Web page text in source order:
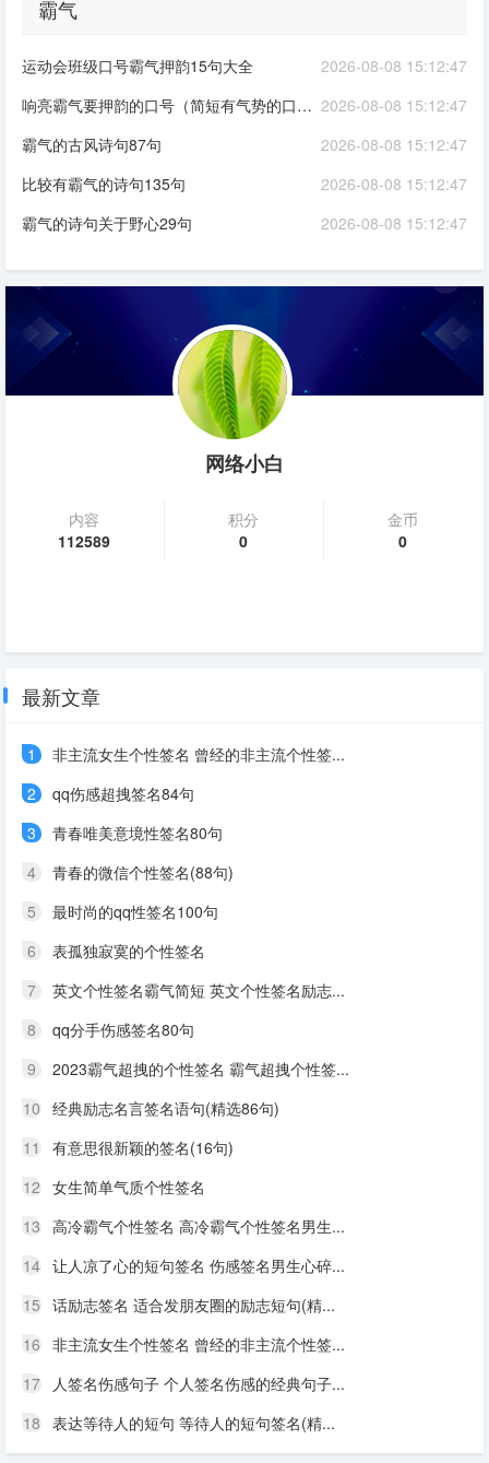
霸气
2026-08-08 15:12:47
运动会班级口号霸气押韵15句大全
2026-08-08 15:12:47
响亮霸气要押韵的口号（简短有气势的口号大全）
2026-08-08 15:12:47
霸气的古风诗句87句
2026-08-08 15:12:47
比较有霸气的诗句135句
2026-08-08 15:12:47
霸气的诗句关于野心29句
网络小白
内容
112589
积分
0
金币
0
最新文章
1
非主流女生个性签名 曾经的非主流个性签...
2
qq伤感超拽签名84句
3
青春唯美意境性签名80句
4
青春的微信个性签名(88句)
5
最时尚的qq性签名100句
6
表孤独寂寞的个性签名
7
英文个性签名霸气简短 英文个性签名励志...
8
qq分手伤感签名80句
9
2023霸气超拽的个性签名 霸气超拽个性签...
10 经典励志名言签名语句(精选86句)
11
有意思很新颖的签名(16句)
12 女生简单气质个性签名
13 高冷霸气个性签名 高冷霸气个性签名男生...
14 让人凉了心的短句签名 伤感签名男生心碎...
15 话励志签名 适合发朋友圈的励志短句(精...
16 非主流女生个性签名 曾经的非主流个性签...
17
人签名伤感句子 个人签名伤感的经典句子...
18 表达等待人的短句 等待人的短句签名(精...